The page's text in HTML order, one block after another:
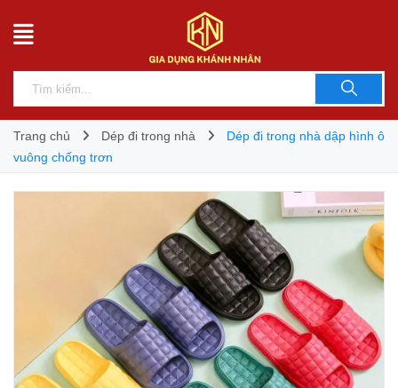
Trang chủ Dép đi trong nhà
Dép đi trong nhà dập hình ô
vuông chống trơn